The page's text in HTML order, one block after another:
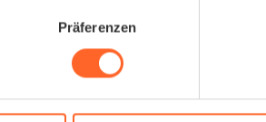
Präferenzen
schließen
aus einer